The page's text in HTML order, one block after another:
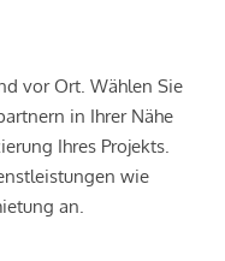
vor Ort. Wählen Sie
in Ihrer Nähe
Ihres Projekts.
wie
an.